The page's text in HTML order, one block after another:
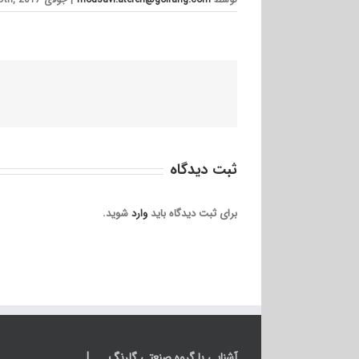
ثبت ديدگاه
برای ثبت دیدگاه باید واردشوید.